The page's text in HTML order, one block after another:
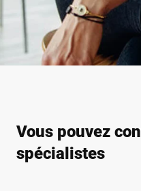
Vous pouvez
spécialistes